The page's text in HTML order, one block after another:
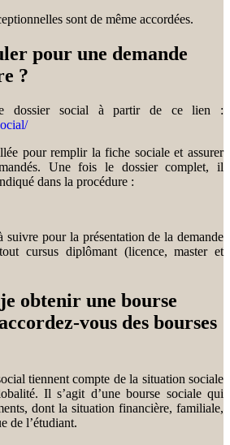
sont de même accordées.
pour une demande
?
le dossier social à partir de ce lien :
pour remplir la fiche sociale et assurer
Une fois le dossier complet, il
dans la procédure :
suivre pour la présentation de la demande
cursus diplômant (licence, master et
obtenir une bourse
vous des bourses
tiennent compte de la situation sociale
Il s’agit d’une bourse sociale qui
dont la situation financière, familiale,
de l’étudiant.